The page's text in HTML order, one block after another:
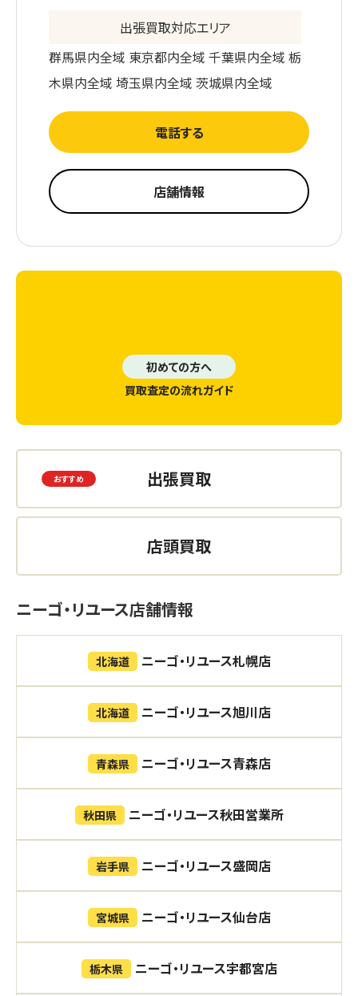
出張買取対応エリア
群馬県内全域 東京都内全域 千葉県内全域 栃
木県内全域 埼玉県内全域 茨城県内全域
電話する
店舗情報
初めての方へ
買取査定の流れガイド
出張買取
店頭買取
ニーゴ・リユース店舗情報
北海道 ニーゴ・リユース札幌店
北海道 ニーゴ・リユース旭川店
青森県 ニーゴ・リユース青森店
秋田県 ニーゴ・リユース秋田営業所
岩手県 ニーゴ・リユース盛岡店
宮城県 ニーゴ・リユース仙台店
栃木県 ニーゴ・リユース宇都宮店